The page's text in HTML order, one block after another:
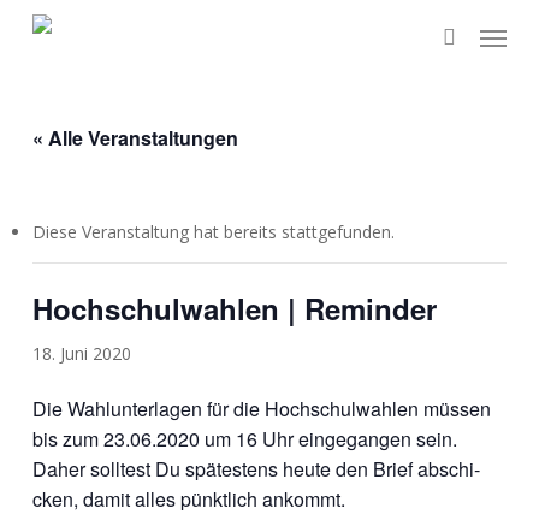
search
Menu
« Alle Veranstaltungen
Diese Veranstaltung hat bereits stattgefunden.
Hochschulwahlen | Reminder
18. Juni 2020
Die Wahl­un­ter­la­gen für die Hoch­schul­wah­len müs­sen
bis zum 23.06.2020 um 16 Uhr ein­ge­gan­gen sein.
Daher soll­test Du spä­tes­tens heu­te den Brief abschi­
cken, damit alles pünkt­lich ankommt.